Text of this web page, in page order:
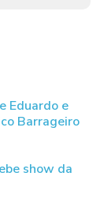
Eduardo e
Barrageiro
show da